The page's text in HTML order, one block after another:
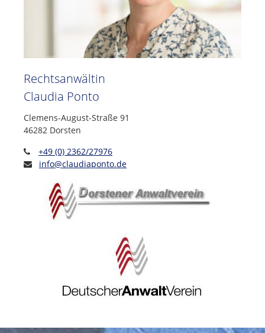
Rechtsanwältin
Claudia Ponto
Clemens-August-Straße 91
46282 Dorsten
+49 (0) 2362/27976
info@claudiaponto.de